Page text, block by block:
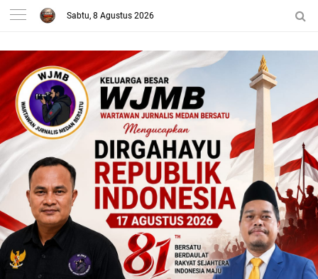
Sabtu, 8 Agustus 2026